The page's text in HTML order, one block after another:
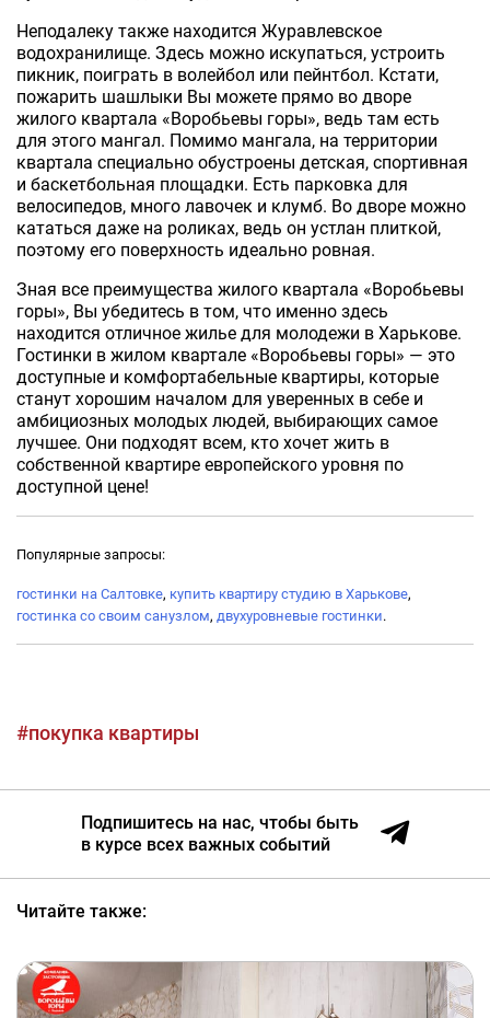
Неподалеку также находится Журавлевское
водохранилище. Здесь можно искупаться, устроить
пикник, поиграть в волейбол или пейнтбол. Кстати,
пожарить шашлыки Вы можете прямо во дворе
жилого квартала «Воробьевы горы», ведь там есть
для этого мангал. Помимо мангала, на территории
квартала специально обустроены детская, спортивная
и баскетбольная площадки. Есть парковка для
велосипедов, много лавочек и клумб. Во дворе можно
кататься даже на роликах, ведь он устлан плиткой,
поэтому его поверхность идеально ровная.
Зная все преимущества жилого квартала «Воробьевы
горы», Вы убедитесь в том, что именно здесь
находится отличное жилье для молодежи в Харькове.
Гостинки в жилом квартале «Воробьевы горы» — это
доступные и комфортабельные квартиры, которые
станут хорошим началом для уверенных в себе и
амбициозных молодых людей, выбирающих самое
лучшее. Они подходят всем, кто хочет жить в
собственной квартире европейского уровня по
доступной цене!
Популярные запросы:
гостинки на Салтовке, купить квартиру студию в Харькове,
гостинка со своим санузлом, двухуровневые гостинки.
#покупка квартиры
Подпишитесь на нас, чтобы быть
в курсе всех важных событий
Читайте также: